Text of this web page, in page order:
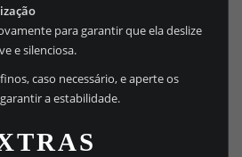
para garantir que ela deslize
e silenciosa.
caso necessário, e aperte os
a estabilidade.